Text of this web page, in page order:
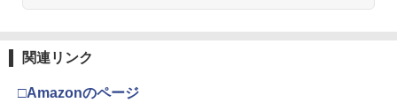
関連リンク
□Amazonのページ